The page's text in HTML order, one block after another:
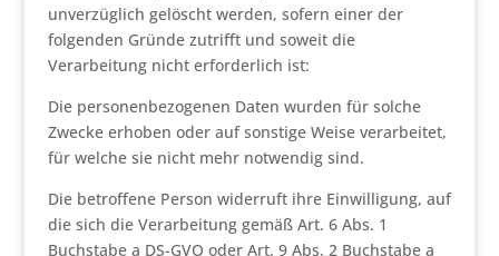
unverzüglich gelöscht werden, sofern einer der
folgenden Gründe zutrifft und soweit die
Verarbeitung nicht erforderlich ist:
Die personenbezogenen Daten wurden für solche
Zwecke erhoben oder auf sonstige Weise verarbeitet,
für welche sie nicht mehr notwendig sind.
Die betroffene Person widerruft ihre Einwilligung, auf
die sich die Verarbeitung gemäß Art. 6 Abs. 1
Buchstabe a DS-GVO oder Art. 9 Abs. 2 Buchstabe a